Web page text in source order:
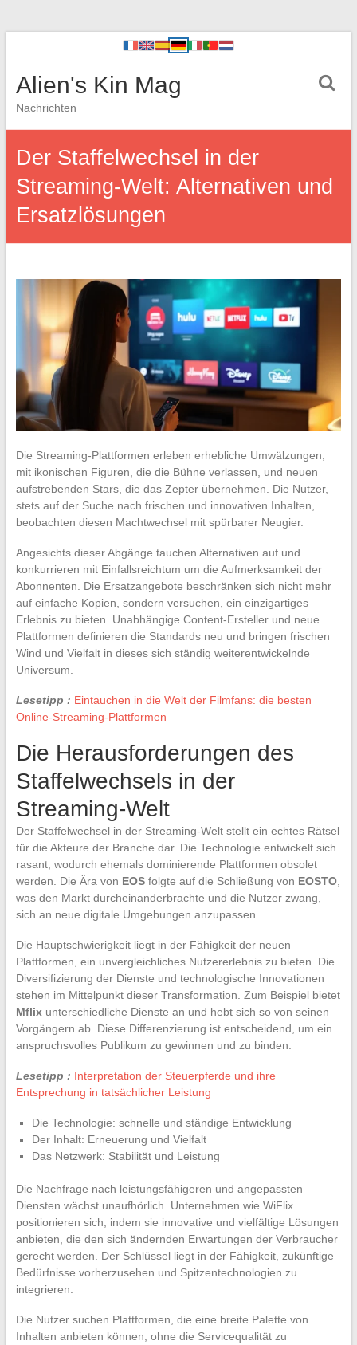
Alien's Kin Mag
Nachrichten
Der Staffelwechsel in der
Streaming-Welt: Alternativen und
Ersatzlösungen
Die Streaming-Plattformen erleben erhebliche Umwälzungen,
mit ikonischen Figuren, die die Bühne verlassen, und neuen
aufstrebenden Stars, die das Zepter übernehmen. Die Nutzer,
stets auf der Suche nach frischen und innovativen Inhalten,
beobachten diesen Machtwechsel mit spürbarer Neugier.
Angesichts dieser Abgänge tauchen Alternativen auf und
konkurrieren mit Einfallsreichtum um die Aufmerksamkeit der
Abonnenten. Die Ersatzangebote beschränken sich nicht mehr
auf einfache Kopien, sondern versuchen, ein einzigartiges
Erlebnis zu bieten. Unabhängige Content-Ersteller und neue
Plattformen definieren die Standards neu und bringen frischen
Wind und Vielfalt in dieses sich ständig weiterentwickelnde
Universum.
Lesetipp : Eintauchen in die Welt der Filmfans: die besten
Online-Streaming-Plattformen
Die Herausforderungen des
Staffelwechsels in der
Streaming-Welt
Der Staffelwechsel in der Streaming-Welt stellt ein echtes Rätsel
für die Akteure der Branche dar. Die Technologie entwickelt sich
rasant, wodurch ehemals dominierende Plattformen obsolet
werden. Die Ära von EOSfolgte auf die Schließung von EOSTO,
was den Markt durcheinanderbrachte und die Nutzer zwang,
sich an neue digitale Umgebungen anzupassen.
Die Hauptschwierigkeit liegt in der Fähigkeit der neuen
Plattformen, ein unvergleichliches Nutzererlebnis zu bieten. Die
Diversifizierung der Dienste und technologische Innovationen
stehen im Mittelpunkt dieser Transformation. Zum Beispiel bietet
Mflixunterschiedliche Dienste an und hebt sich so von seinen
Vorgängern ab. Diese Differenzierung ist entscheidend, um ein
anspruchsvolles Publikum zu gewinnen und zu binden.
Lesetipp : Interpretation der Steuerpferde und ihre
Entsprechung in tatsächlicher Leistung
Die Technologie: schnelle und ständige Entwicklung
Der Inhalt: Erneuerung und Vielfalt
Das Netzwerk: Stabilität und Leistung
Die Nachfrage nach leistungsfähigeren und angepassten
Diensten wächst unaufhörlich. Unternehmen wie WiFlix
positionieren sich, indem sie innovative und vielfältige Lösungen
anbieten, die den sich ändernden Erwartungen der Verbraucher
gerecht werden. Der Schlüssel liegt in der Fähigkeit, zukünftige
Bedürfnisse vorherzusehen und Spitzentechnologien zu
integrieren.
Die Nutzer suchen Plattformen, die eine breite Palette von
Inhalten anbieten können, ohne die Servicequalität zu